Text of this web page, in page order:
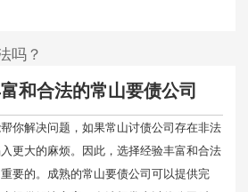
和合法的常山要债公司
你解决问题，如果常山讨债公司存在非法
更大的麻烦。因此，选择经验丰富和合法
要的。成熟的常山要债公司可以提供完